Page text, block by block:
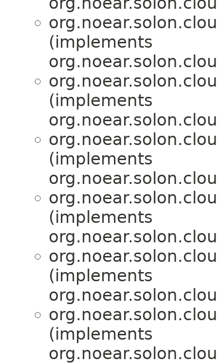
(implements
(implements
(implements
(implements
(implements
(implements